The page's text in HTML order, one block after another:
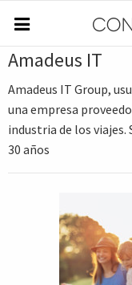
Amadeus IT
Amadeus IT Group,
una empresa
industria de los viajes.
30 años